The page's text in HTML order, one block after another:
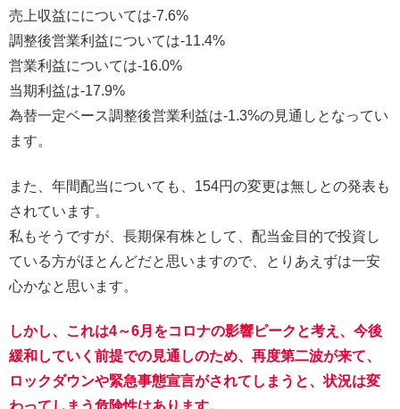
売上収益にについては-7.6%
調整後営業利益については-11.4%
営業利益については-16.0%
当期利益は-17.9%
為替一定ベース調整後営業利益は-1.3%の見通しとなってい
ます。
また、年間配当についても、154円の変更は無しとの発表も
されています。
私もそうですが、長期保有株として、配当金目的で投資し
ている方がほとんどだと思いますので、とりあえずは一安
心かなと思います。
しかし、これは4～6月をコロナの影響ピークと考え、今後
緩和していく前提での見通しのため、再度第二波が来て、
ロックダウンや緊急事態宣言がされてしまうと、状況は変
わってしまう危険性はあります。